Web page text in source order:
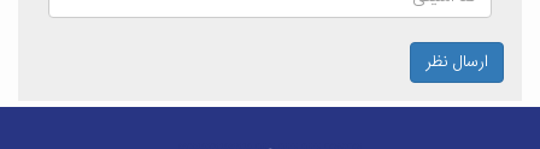
ارسال نظر